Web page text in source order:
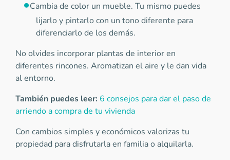
Cambia de color un mueble. Tu mismo puedes
lijarlo y pintarlo con un tono diferente para
diferenciarlo de los demás.
No olvides incorporar plantas de interior en
diferentes rincones. Aromatizan el aire y le dan vida
al entorno.
También puedes leer: 6 consejos para dar el paso de
arriendo a compra de tu vivienda
Con cambios simples y económicos valorizas tu
propiedad para disfrutarla en familia o alquilarla.